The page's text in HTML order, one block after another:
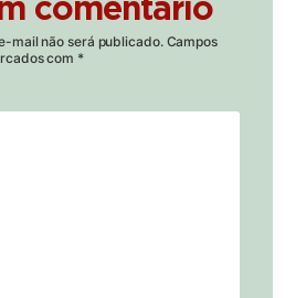
comentário
mail não será publicado. Campos
com *